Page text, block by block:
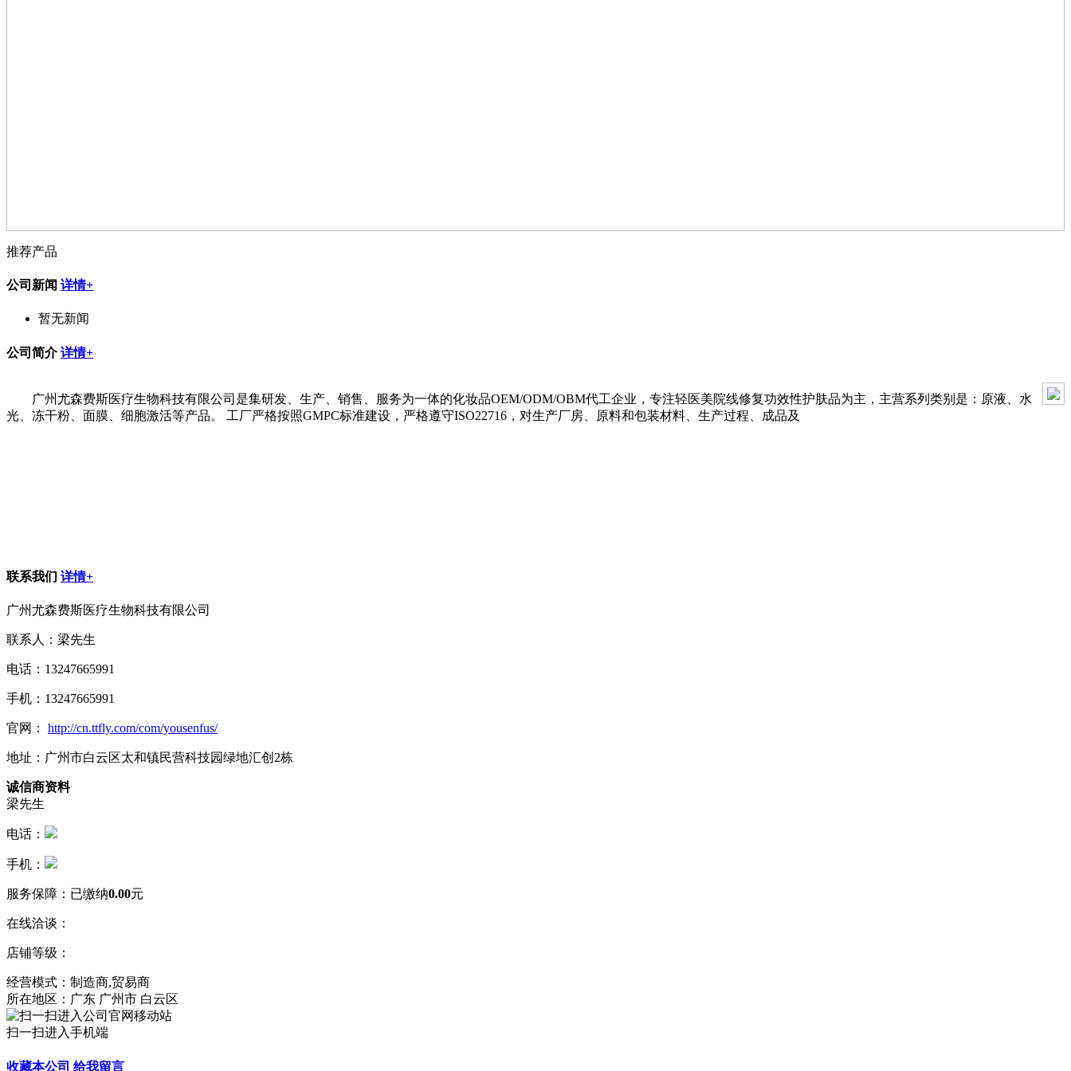
推荐产品
公司新闻 详情+
暂无新闻
公司简介详情+
广州尤森费斯医疗生物科技有限公司是集研发、生产、销售、服务为一体的化妆品OEM/ODM/OBM代工企业，专注轻医美院线修复功效性护肤品为主，主营系列类别是：原液、水
光、冻干粉、面膜、细胞激活等产品。 工厂严格按照GMPC标准建设，严格遵守ISO22716，对生产厂房、原料和包装材料、生产过程、成品及
联系我们 详情+
广州尤森费斯医疗生物科技有限公司
联系人：梁先生
电话：13247665991
手机：13247665991
官网： http://cn.ttfly.com/com/yousenfus/
地址：广州市白云区太和镇民营科技园绿地汇创2栋
诚信商资料
梁先生
电话：
手机：
服务保障： 已缴纳0.00元
在线洽谈：
店铺等级：
经营模式：制造商,贸易商
所在地区：广东 广州市 白云区
扫一扫进入手机端
收藏本公司 给我留言